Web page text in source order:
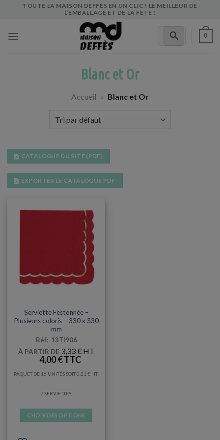
TOUTE LA MAISON DEFFÈS EN UN CLIC ! LE MEILLEUR DE
L'EMBALLAGE ET DE LA FÊTE !
0
Blanc et Or
Accueil » Blanc et Or
CATALOGUE DU SITE (PDF)
EXPORTER LE CATALOGUE PDF
Serviette Festonnée –
Plusieurs coloris – 330 x 330
mm
Réf: 13TI906
À PARTIR DE 3,33€
4,00€
PAQUET DE 16 UNITÉS SOIT0,21 €
/ SERVIETTES
CHOIX DES OPTIONS